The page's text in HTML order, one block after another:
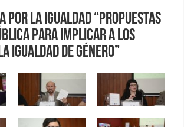
por la Igualdad “Propuestas
para implicar a los
igualdad de género”